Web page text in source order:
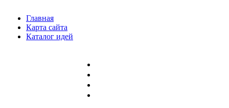
Главная
Карта сайта
Каталог идей